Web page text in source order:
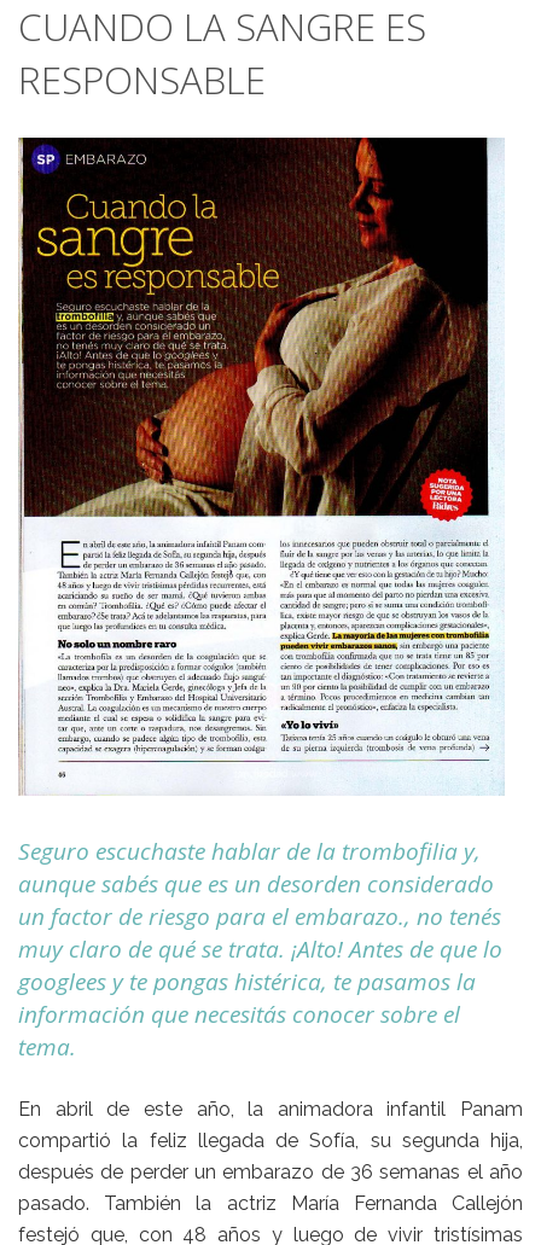
CUANDO LA SANGRE ES
RESPONSABLE
Seguro escuchaste hablar de la trombofilia y,
aunque sabés que es un desorden considerado
un factor de riesgo para el embarazo., no tenés
muy claro de qué se trata. ¡Alto! Antes de que lo
googlees y te pongas histérica, te pasamos la
información que necesitás conocer sobre el
tema.
En abril de este año, la animadora infantil Panam
compartió la feliz llegada de Sofía, su segunda hija,
después de perder un embarazo de 36 semanas el año
pasado. También la actriz María Fernanda Callejón
festejó que, con 48 años y luego de vivir tristísimas